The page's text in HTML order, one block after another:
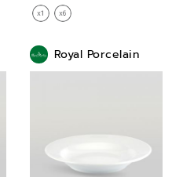
Royal Porcelain